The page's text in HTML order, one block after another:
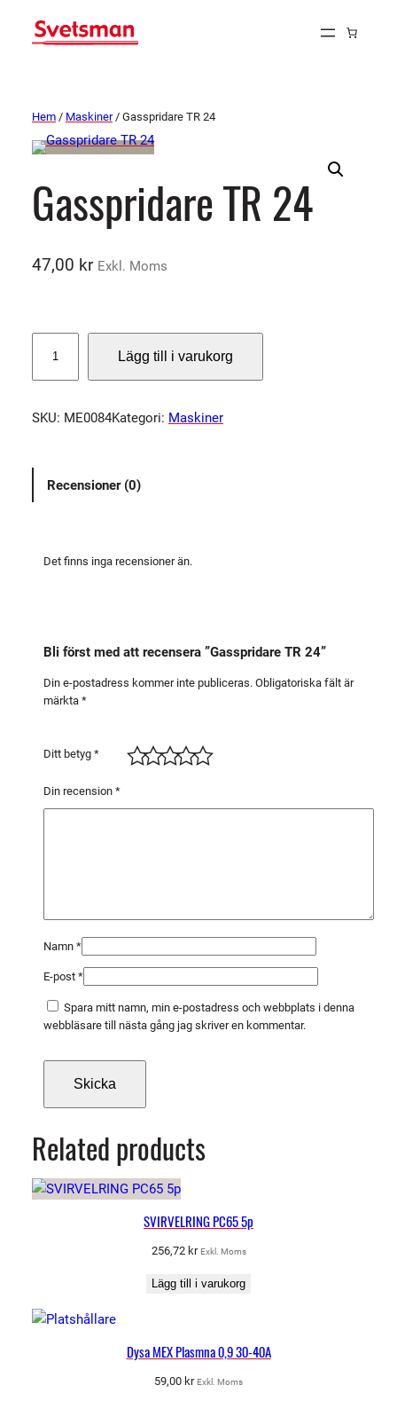
Hem / Maskiner/ Gasspridare TR 24
Gasspridare TR 24
47,00 kr Exkl. Moms
s
p
i
Lägg till i varukorg
SKU: ME0084Kategori: Maskiner
Recensioner (0)
Det finns inga recensioner än.
Bli först med att recensera ”Gasspridare TR 24”
Din e-postadress kommer inte publiceras. Obligatoriska fält är
märkta *
Ditt betyg *
Din recension *
Namn *
E-post *
Spara mitt namn, min e-postadress och webbplats i denna
webbläsare till nästa gång jag skriver en kommentar.
Related products
SVIRVELRING PC65 5p
256,72 kr Exkl. Moms
Lägg till i varukorg
Dysa MEX Plasmna 0,9 30-40A
59,00 kr Exkl. Moms